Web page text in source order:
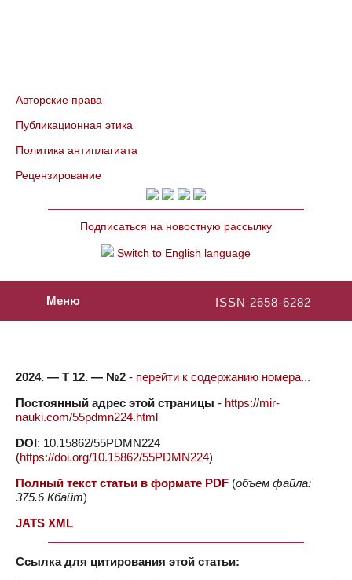
Авторские права
Публикационная этика
Политика антиплагиата
Рецензирование
Подписаться на новостную рассылку
Switch to English language
ISSN 2658-6282
Меню
2024. — Т 12. — №2 - перейти к содержанию номера...
Постоянный адрес этой страницы - https://mir-
nauki.com/55pdmn224.html
DOI: 10.15862/55PDMN224
(https://doi.org/10.15862/55PDMN224)
Полный текст статьи в формате PDF (объем файла:
375.6 Кбайт)
JATS XML
Ссылка для цитирования этой статьи: